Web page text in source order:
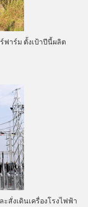
ฟาร์ม ตั้งเป้าปีนี้ผลิต
สั่งเดินเครื่องโรงไฟฟ้า